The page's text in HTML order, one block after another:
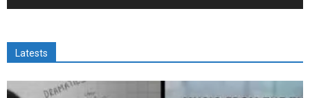
Latests